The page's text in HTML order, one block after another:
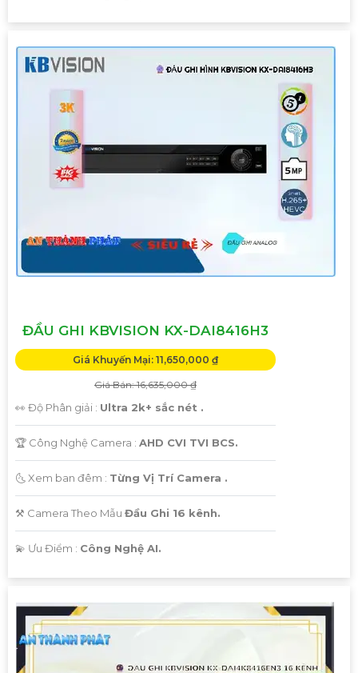
ĐẦU GHI KBVISION KX-DAI8416H3
Giá Khuyến Mại: 11,650,000 ₫
Giá Bán: 16,635,000 ₫
👀 Độ Phân giải : Ultra 2k+ sắc nét .
🏆 Công Nghệ Camera : AHD CVI TVI BCS.
🌜 Xem ban đêm : Từng Vị Trí Camera .
⚒ Camera Theo Mẫu Đầu Ghi 16 kênh.
️💫 Ưu Điểm : Công Nghệ AI.